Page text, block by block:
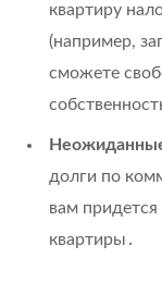
квартиру
(например,
сможете
долги по
вам придется
квартиры․